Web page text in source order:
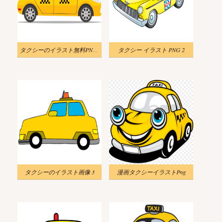
タクシーのイラスト無料PNG画像 タクシー イラスト PNG 2
タクシーのイラスト画像 3 漫画タクシーイラストPng